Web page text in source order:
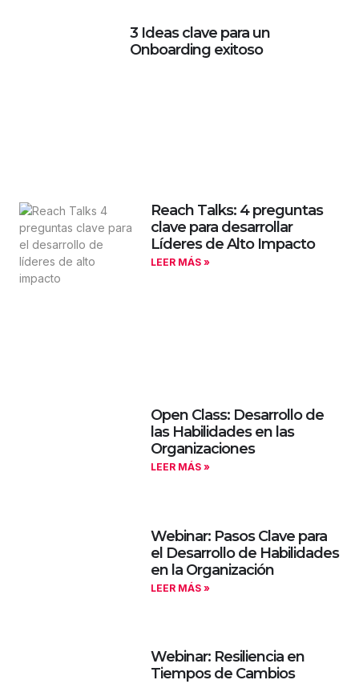
3 Ideas clave para un
Onboarding exitoso
Reach Talks: 4 preguntas
clave para desarrollar
Líderes de Alto Impacto
LEER MÁS »
Open Class: Desarrollo de
las Habilidades en las
Organizaciones
LEER MÁS »
Webinar: Pasos Clave para
el Desarrollo de Habilidades
en la Organización
LEER MÁS »
Webinar: Resiliencia en
Tiempos de Cambios